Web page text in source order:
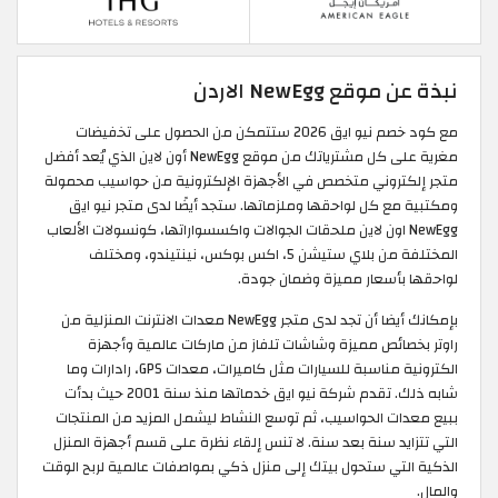
نبذة عن موقع NewEgg الاردن
مع كود خصم نيو ايق 2026 ستتمكن من الحصول على تخفيضات
مغرية على كل مشترياتك من موقع NewEgg أون لاين الذي يُعد أفضل
متجر إلكتروني متخصص في الأجهزة الإلكترونية من حواسيب محمولة
ومكتبية مع كل لواحقها وملزماتها. ستجد أيضًا لدى متجر نيو ايق
NewEgg اون لاين ملحقات الجوالات واكسسواراتها، كونسولات الألعاب
المختلفة من بلاي ستيشن 5، اكس بوكس، نينتيندو، ومختلف
لواحقها بأسعار مميزة وضمان جودة.
بإمكانك أيضا أن تجد لدى متجر NewEgg معدات الانترنت المنزلية من
راوتر بخصائص مميزة وشاشات تلفاز من ماركات عالمية وأجهزة
الكترونية مناسبة للسيارات مثل كاميرات، معدات GPS، رادارات وما
شابه ذلك. تقدم شركة نيو ايق خدماتها منذ سنة 2001 حيث بدأت
ببيع معدات الحواسيب، ثم توسع النشاط ليشمل المزيد من المنتجات
التي تتزايد سنة بعد سنة. لا تنس إلقاء نظرة على قسم أجهزة المنزل
الذكية التي ستحول بيتك إلى منزل ذكي بمواصفات عالمية لربح الوقت
والمال.